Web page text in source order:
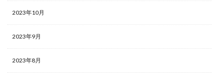
2023年10月
2023年9月
2023年8月